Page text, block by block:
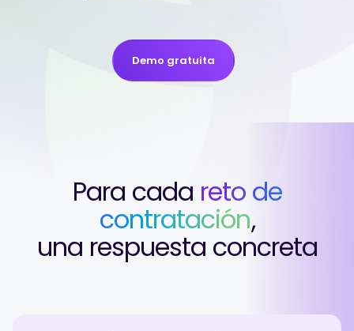
Demo gratuita
Para cada reto de
contratación,
una respuesta concreta